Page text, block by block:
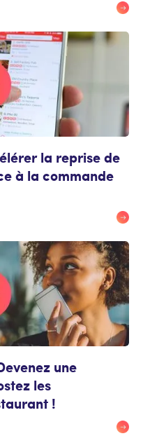
la reprise de
à la commande
une
les
!